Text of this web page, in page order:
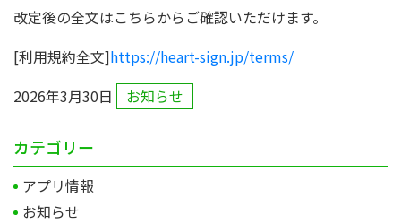
カテゴリー
アプリ情報
お知らせ
改定後の全文はこちらからご確認いただけます。
[利用規約全文]https://heart-sign.jp/terms/
2026年3月30日
お知らせ